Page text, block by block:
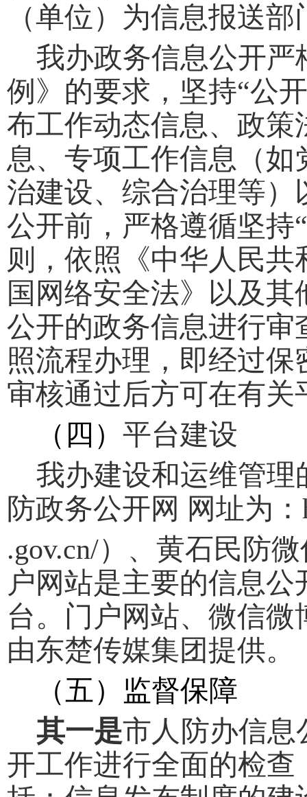
（单位）为信息报送部
我办政务信息公开严
例》的要求，坚持“公
布工作动态信息、政
息、专项工作信息（
治建设、综合治理等
公开前，严格遵循坚持
则，依照
《中华人民共
国 网络安全法》以及
公开的政务信息进行
照流程办理，即经过
审核通过后方可在有
（四） 平台建设
我办建设和运维管
防政务公开网 网址为：
.gov.cn/）、黄石民防
户网站是主要的信息
台。门户网站、微信
由东楚传媒集团提供。
（五）监督保障
其一是市人防办信息
开工作进行全面的检